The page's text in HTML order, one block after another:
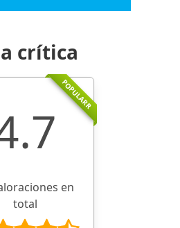
crítica
POPULARR
en
total